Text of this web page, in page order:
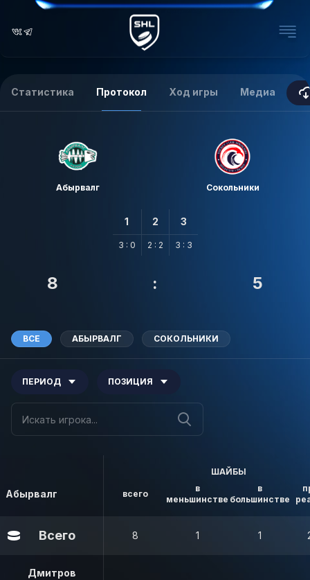
Статистика Протокол Ход игры Медиа
Абырвалг Сокольники
1
3 : 0
2
2 : 2
3
3 : 3
8 : 5
ВСЕ АБЫРВАЛГ СОКОЛЬНИКИ
ПЕРИОД ПОЗИЦИЯ
Абырвалг
ШАЙБЫ
всего
в
меньшинстве
в
большинстве
Всего 8 1 1
Дмитров